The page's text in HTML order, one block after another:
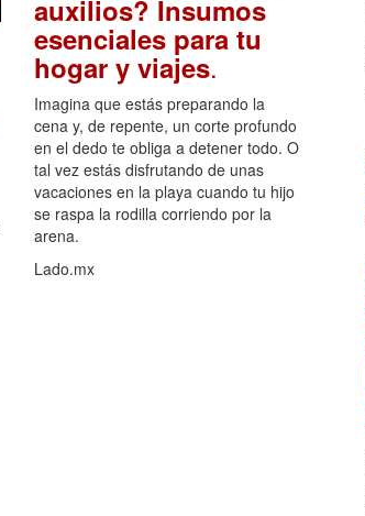
auxilios? Insumos
esenciales para tu
hogar y viajes.
Imagina que estás preparando la
cena y, de repente, un corte profundo
en el dedo te obliga a detener todo. O
tal vez estás disfrutando de unas
vacaciones en la playa cuando tu hijo
se raspa la rodilla corriendo por la
arena.
Lado.mx